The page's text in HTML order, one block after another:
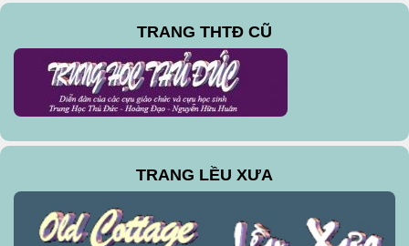
TRANG THTĐ CŨ
TRANG LỀU XƯA